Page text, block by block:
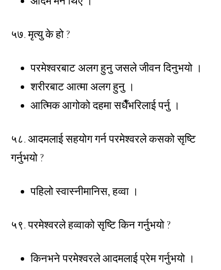
५७. मृत्यु के हो ?
परमेश्वरबाट अलग हुनु जसले जीवन दिनुभयो ।
शरीरबाट आत्मा अलग हुनु ।
आत्मिक आगोको दहमा सधैँभरिलाई पर्नु ।
५८. आदमलाई सहयोग गर्न परमेश्वरले कसको सृष्टि
गर्नुभयो ?
पहिलो स्वास्नीमानिस, हव्वा ।
५९. परमेश्वरले हव्वाको सृष्टि किन गर्नुभयो ?
किनभने परमेश्वरले आदमलाई प्रेम गर्नुभयो ।